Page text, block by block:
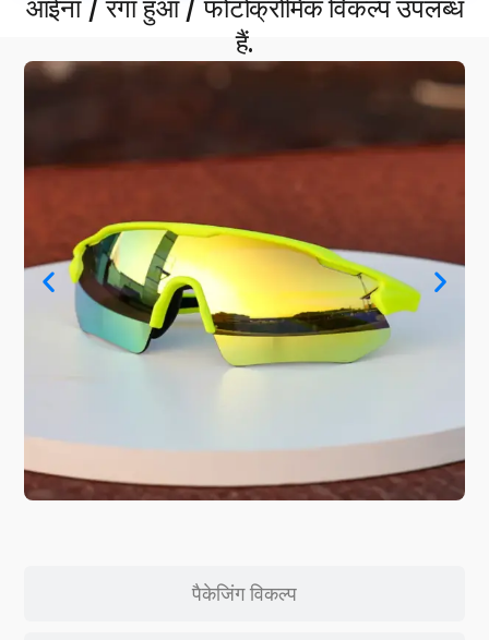
पैकेजिंग विकल्प
आईना / रंगा हुआ / फोटोक्रोमिक विकल्प उपलब्ध
हैं.